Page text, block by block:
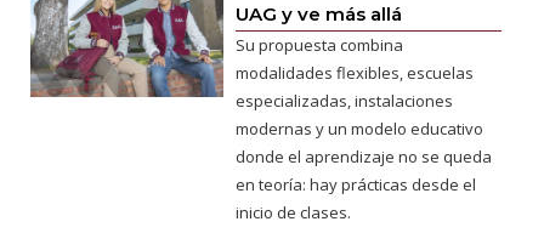
UAG y ve más allá
Su propuesta combina
modalidades flexibles, escuelas
especializadas, instalaciones
modernas y un modelo educativo
donde el aprendizaje no se queda
en teoría: hay prácticas desde el
inicio de clases.